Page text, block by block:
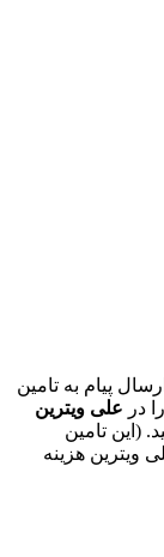
پیام به تامین
در علی ویترین
(این تامین
ویترین هزینه